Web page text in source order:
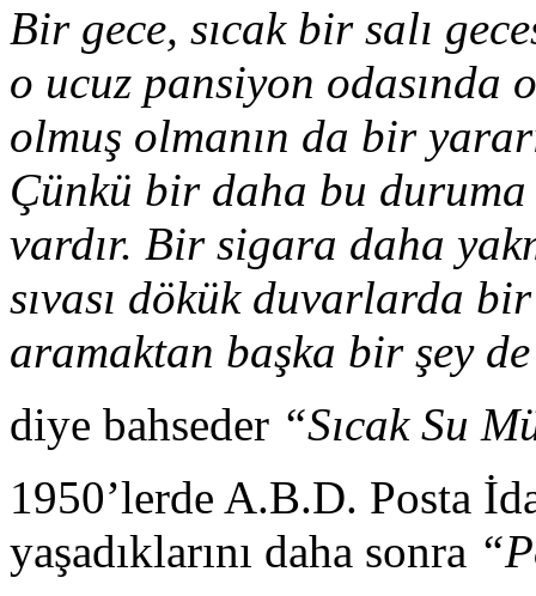
Bir gece, sıcak bir salı
o ucuz pansiyon odasında
olmuş olmanın da bir
Çünkü bir daha bu
vardır. Bir sigara daha
sıvası dökük duvarlarda
aramaktan başka bir şey
diye bahseder “Sıcak Su
1950’lerde A.B.D. Posta
yaşadıklarını daha sonra